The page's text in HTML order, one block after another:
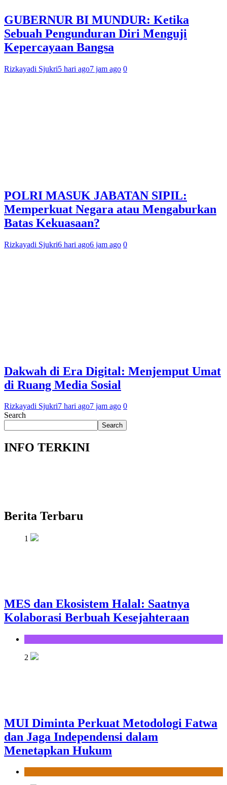
GUBERNUR BI MUNDUR: Ketika
Sebuah Pengunduran Diri Menguji
Kepercayaan Bangsa
Rizkayadi Sjukri5 hari ago7 jam ago 0
POLRI MASUK JABATAN SIPIL:
Memperkuat Negara atau Mengaburkan
Batas Kekuasaan?
Rizkayadi Sjukri6 hari ago6 jam ago 0
Dakwah di Era Digital: Menjemput Umat
di Ruang Media Sosial
Rizkayadi Sjukri7 hari ago7 jam ago 0
Search
Search
INFO TERKINI
Berita Terbaru
1
MES dan Ekosistem Halal: Saatnya
Kolaborasi Berbuah Kesejahteraan
2
MUI Diminta Perkuat Metodologi Fatwa
dan Jaga Independensi dalam
Menetapkan Hukum